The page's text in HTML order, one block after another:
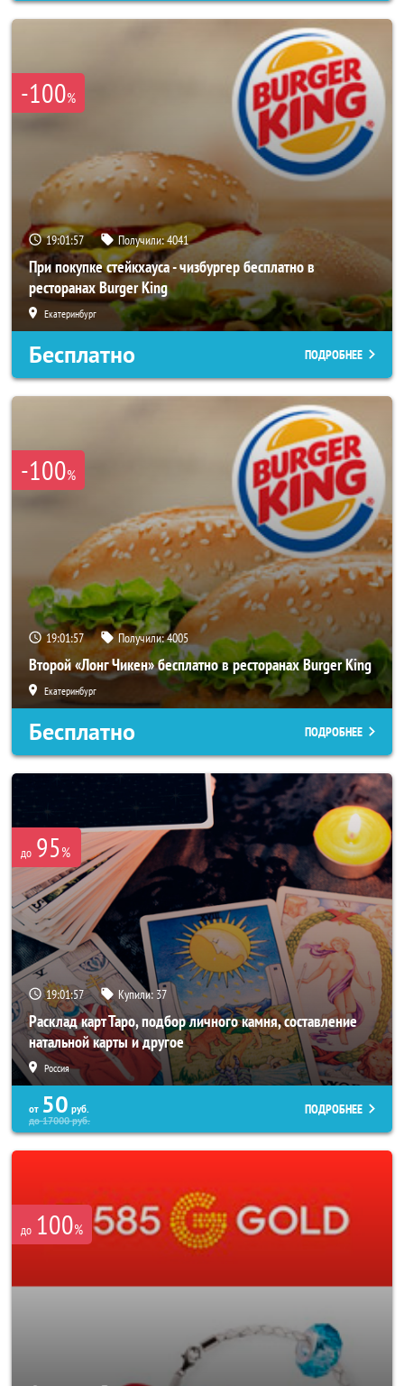
-100%
19:01:53 Получили:4041
При покупке стейкхауса - чизбургер бесплатно в
ресторанах Burger King
Екатеринбург
Бесплатно ПОДРОБНЕЕ
-100%
19:01:53 Получили:4005
Второй «Лонг Чикен» бесплатно в ресторанах Burger King
Екатеринбург
Бесплатно ПОДРОБНЕЕ
до 95%
19:01:53 Купили: 37
Расклад карт Таро, подбор личного камня, составление
натальной карты и другое
Россия
от 50 руб.
до17000руб.
ПОДРОБНЕЕ
до 100%